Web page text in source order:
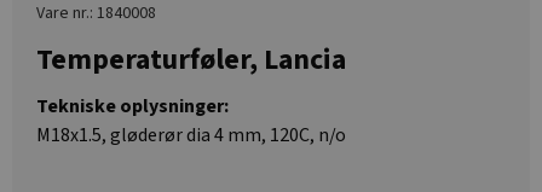
Vare nr.: 1840008
Temperaturføler, Lancia
Tekniske oplysninger:
M18x1.5, gløderør dia 4 mm, 120C, n/o